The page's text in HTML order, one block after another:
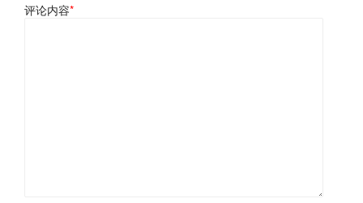
评论内容*